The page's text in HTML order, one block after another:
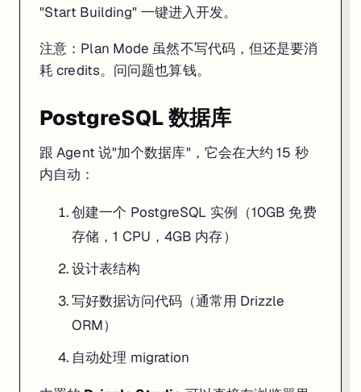
"Start Building" 一键进入开发。
注意：Plan Mode 虽然不写代码，但还是要消
耗 credits。问问题也算钱。
PostgreSQL 数据库
跟 Agent 说"加个数据库"，它会在大约 15 秒
内自动：
创建一个 PostgreSQL 实例（10GB 免费
存储，1 CPU，4GB 内存）
设计表结构
写好数据访问代码（通常用 Drizzle
ORM）
自动处理 migration